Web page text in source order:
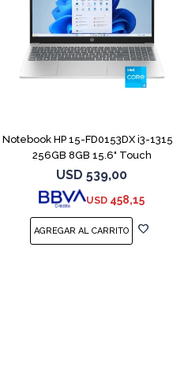
Notebook HP 15-FD0153DX i3-
256GB 8GB 15.6" Touch
USD 539,00
USD 458,15